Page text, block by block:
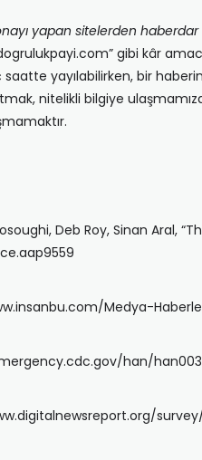
yapan sitelerden haberdar
gibi kâr
yayılabilirken, bir
nitelikli bilgiye
Deb Roy, Sinan Aral,
Medya-
han/
survey/